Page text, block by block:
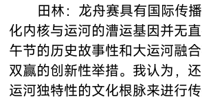
田林：龙舟赛具有国际传
化内核与运河的漕运基因并无
午节的历史故事性和大运河融
双赢的创新性举措。我认为，
运河独特性的文化根脉来进行